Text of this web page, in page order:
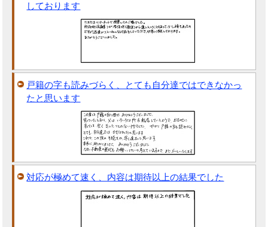
しております
戸籍の字も読みづらく、とても自分達ではできなかっ
たと思います
対応が極めて速く、内容は期待以上の結果でした